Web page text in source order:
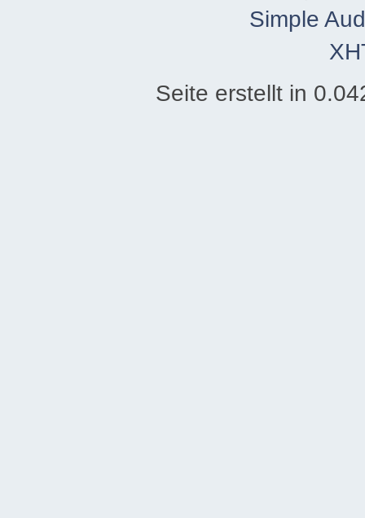
Simple
Seite erstellt in